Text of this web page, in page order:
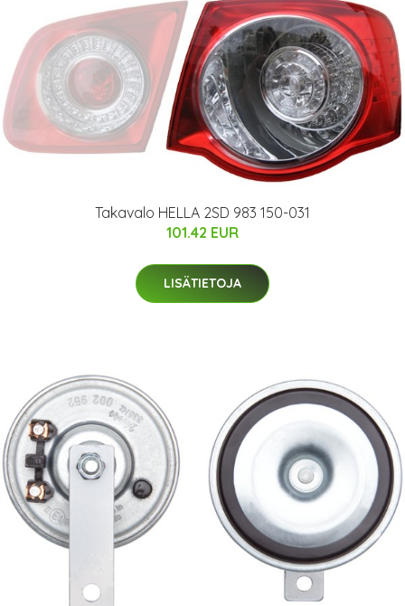
Takavalo HELLA 2SD 983 150-031
101.42 EUR
LISÄTIETOJA